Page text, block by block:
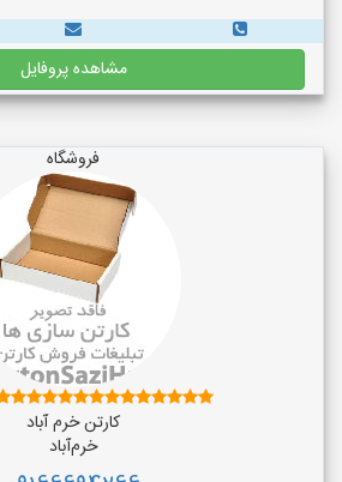
مشاهده پروفایل
فروشگاه
کارتن خرم آباد
خرم‌آباد